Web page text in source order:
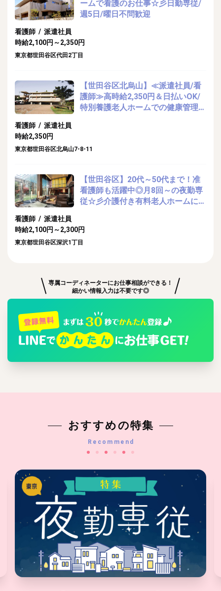
ームで看護のお仕事☆彡日勤専従/
週5日/曜日不問歓迎
看護師 / 派遣社員
時給2,100円～2,350円
東京都世田谷区代田2丁目
【世田谷区北烏山】≪派遣社員/看
護師≫高時給2,350円＆日払いOK/
特別養護老人ホームでの健康管理業
看護師 / 派遣社員
時給2,350円
東京都世田谷区北烏山7-8-11
【世田谷区】20代～50代まで！准
看護師も活躍中◎月8回～の夜勤専
従☆彡介護付き有料老人ホームにて
看護師 / 派遣社員
時給2,100円～2,300円
東京都世田谷区深沢1丁目
専属コーディネーターにお仕事相談ができる！
細かい情報入力は不要です◎
おすすめの特集
Recommend